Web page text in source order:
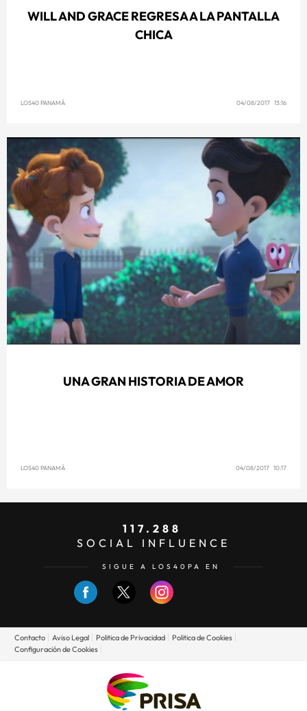
WILL AND GRACE REGRESA A LA PANTALLA
CHICA
LOS40 PANAMÁ 04/08/2017 13:16
UNA GRAN HISTORIA DE AMOR
LOS40 PANAMÁ 04/08/2017 10:17
117.288
SOCIAL INFLUENCE
SIGUE A LOS40PA EN
Contacto Aviso Legal Politica de Privacidad
Politica de Cookies
Configuración de Cookies